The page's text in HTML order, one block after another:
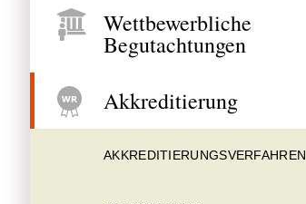
Wettbewerbliche
Begutachtungen
Akkreditierung
AKKREDITIERUNGSVERFAHREN